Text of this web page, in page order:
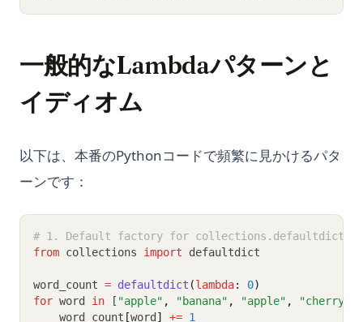
一般的なLambdaパターンと
イディオム
以下は、本番のPythonコードで頻繁に見かけるパタ
ーンです：
# 1. Default factory for collections.defaultdict
from collections import defaultdict
word_count = defaultdict (lambda: 0)
for word in [ "apple" , "banana" , "apple" , "cherry"
    word_count
[word ] += 1